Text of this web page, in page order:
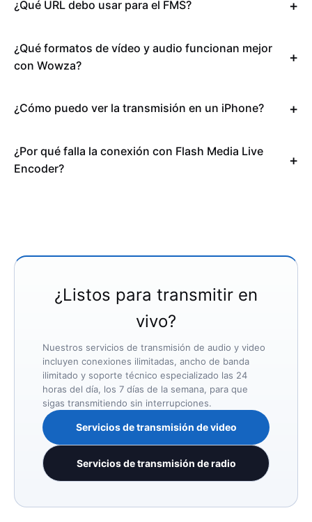
¿Qué URL debo usar para el FMS?
¿Qué formatos de vídeo y audio funcionan mejor
con Wowza?
¿Cómo puedo ver la transmisión en un iPhone?
¿Por qué falla la conexión con Flash Media Live
Encoder?
¿Listos para transmitir en
vivo?
Nuestros servicios de transmisión de audio y video
incluyen conexiones ilimitadas, ancho de banda
ilimitado y soporte técnico especializado las 24
horas del día, los 7 días de la semana, para que
sigas transmitiendo sin interrupciones.
Servicios de transmisión de video
Servicios de transmisión de radio